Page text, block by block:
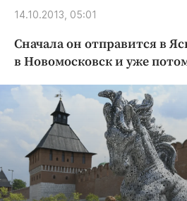
Спорт
Тула
Голодный шпион
14.10.2013, 05:01
Сначала он отправится в
в Новомосковск и уже